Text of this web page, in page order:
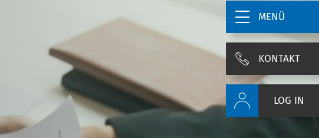
MENÜ
KONTAKT
LOG IN